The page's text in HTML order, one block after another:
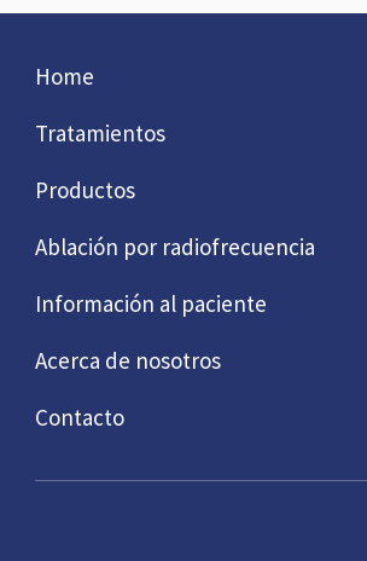
Home
Tratamientos
Productos
Ablación por radiofrecuencia
Información al paciente
Acerca de nosotros
Contacto